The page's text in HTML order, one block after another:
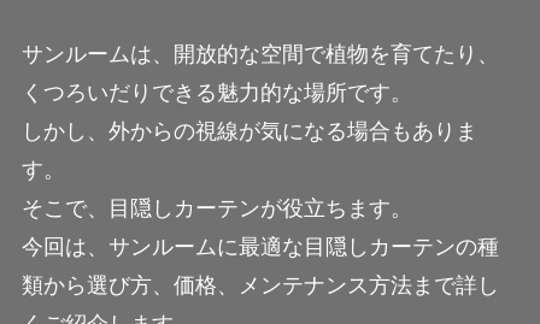
サンルームは、開放的な空間で植物を育てたり、
くつろいだりできる魅力的な場所です。
しかし、外からの視線が気になる場合もありま
す。
そこで、目隠しカーテンが役立ちます。
今回は、サンルームに最適な目隠しカーテンの種
類から選び方、価格、メンテナンス方法まで詳し